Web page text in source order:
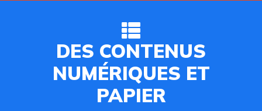
DES CONTENUS
NUMÉRIQUES ET
PAPIER